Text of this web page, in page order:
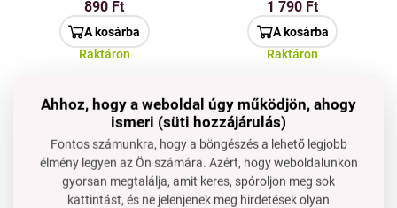
890 Ft
A kosárba
Raktáron
1 790 Ft
A kosárba
Raktáron
SASANKA® | Rugalmas
poroló nehezen
hozzáférhető helyekhez és
radiátorokhoz
6 PE
Ár neked
2 690 Ft
A kosárba
antistatikus porfogó
védőburkolattal | 46 cm
5 PE
Ár neked
2 590 Ft
A kosárba
Ahhoz, hogy a weboldal úgy működjön, ahogy
ismeri (süti hozzájárulás)
Fontos számunkra, hogy a böngészés a lehető legjobb
élmény legyen az Ön számára. Azért, hogy weboldalunkon
gyorsan megtalálja, amit keres, spóroljon meg sok
kattintást, és ne jelenjenek meg hirdetések olyan